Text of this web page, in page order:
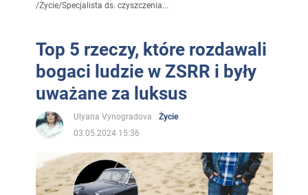
/Życie/Specjalista ds. czyszczenia...
Top 5 rzeczy, które rozdawali
bogaci ludzie w ZSRR i były
uważane za luksus
Ulyana Vynogradova
Życie
03.05.2024 15:36